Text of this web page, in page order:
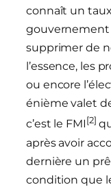
connaît un taux
gouvernement
supprimer de
l’essence, les
ou encore
énième valet
c’est le FMI[2]
après avoir
dernière un
condition que